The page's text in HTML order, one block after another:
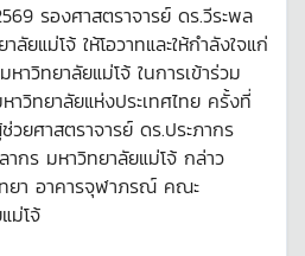
รองศาสตราจารย์ ดร.วีระพล
ยแม่โจ้ ให้โอวาทและให้กำลังใจแก่
วิทยาลัยแม่โจ้ ในการเข้าร่วม
วิทยาลัยแห่งประเทศไทย ครั้งที่
ยศาสตราจารย์ ดร.ประภากร
ากร มหาวิทยาลัยแม่โจ้ กล่าว
ยา อาคารจุฬาภรณ์ คณะ
ม่โจ้